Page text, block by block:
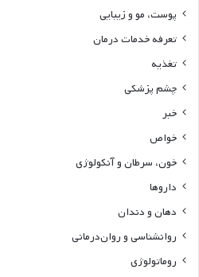
پوست، مو و زیبایی
تعرفه خدمات درمان
تغذیه
چشم پزشکی
خبر
خواص
خون، سرطان و آنکولوژی
داروها
دهان و دندان
روانشناسی و روان‌درمانی
روماتولوژی